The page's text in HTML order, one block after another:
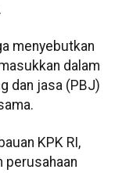
menyebutkan
dalam
dan jasa (PBJ)
KPK RI,
perusahaan